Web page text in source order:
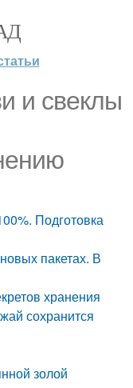
и свеклы
Подготовка
пакетах. В
хранения
сохранится
золой